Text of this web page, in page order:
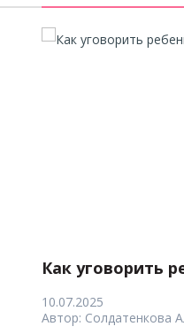
Как уговорить
10.07.2025
Автор: Солдатенкова
Как уговорить
10.07.2025
Автор: Солдатенкова